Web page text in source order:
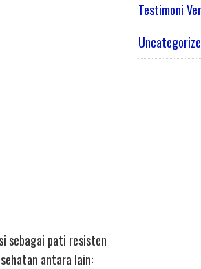
sebagai pati resisten
antara lain:
Testimoni